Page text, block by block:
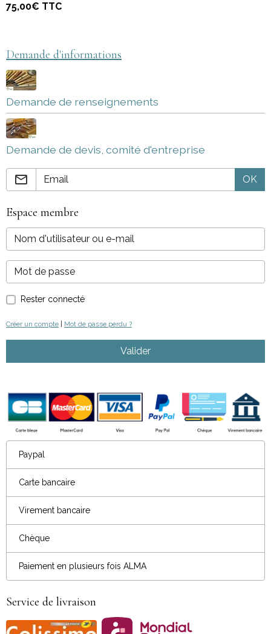
75,00€ TTC
Demande d'informations
Demande de renseignements
Demande de devis, comité d'entreprise
OK
Espace membre
Rester connecté
Créer un compte Mot de passe perdu ?
Valider
Paypal
Carte bancaire
Virement bancaire
Chèque
Paiement en plusieurs fois ALMA
Service de livraison